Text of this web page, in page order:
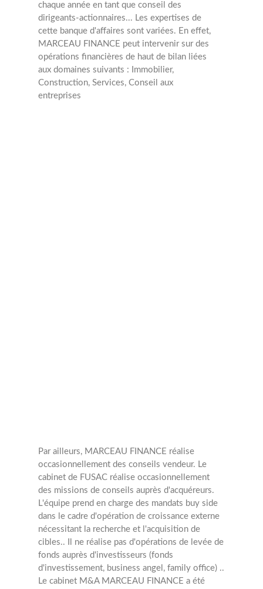
chaque année en tant que conseil des
dirigeants-actionnaires... Les expertises de
cette banque d'affaires sont variées. En effet,
MARCEAU FINANCE peut intervenir sur des
opérations financières de haut de bilan liées
aux domaines suivants : Immobilier,
Construction, Services, Conseil aux
entreprises
Par ailleurs, MARCEAU FINANCE réalise
occasionnellement des conseils vendeur. Le
cabinet de FUSAC réalise occasionnellement
des missions de conseils auprès d'acquéreurs.
L'équipe prend en charge des mandats buy side
dans le cadre d'opération de croissance externe
nécessitant la recherche et l'acquisition de
cibles..
Il ne réalise pas d'opérations de levée de
fonds auprès d'investisseurs (fonds
d'investissement, business angel, family office) ..
Le cabinet M&A MARCEAU FINANCE a été